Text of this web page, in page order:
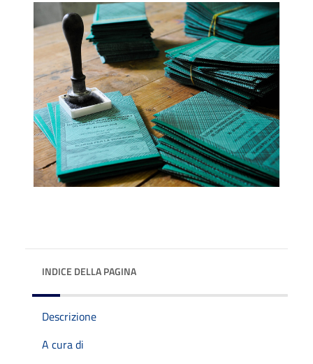
INDICE DELLA PAGINA
Descrizione
A cura di